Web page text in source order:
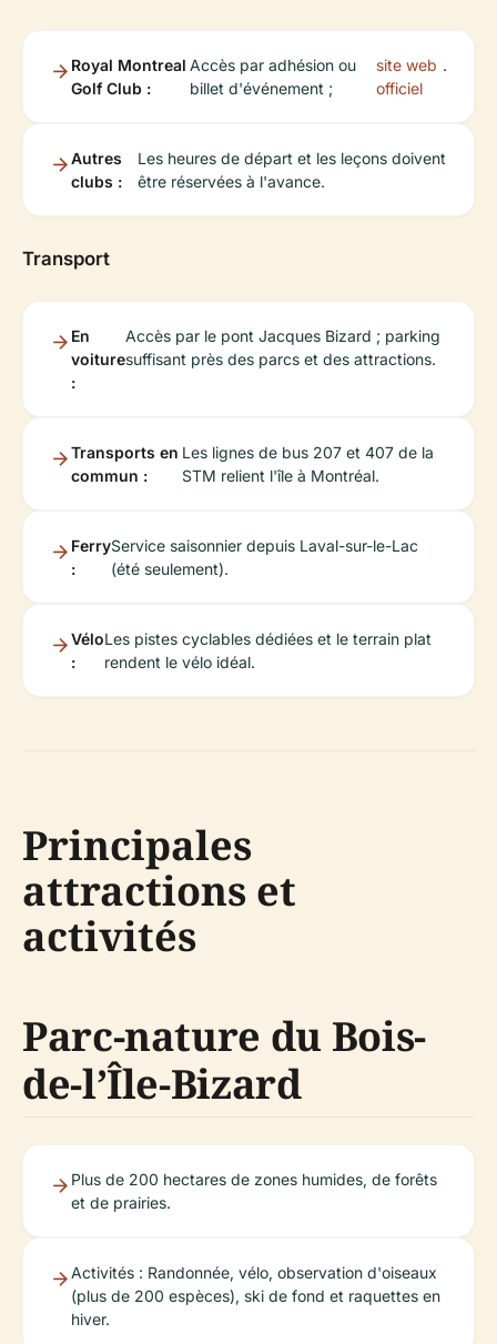
Royal Montreal
Golf Club :
Accès par adhésion ou
billet d'événement ;
site web
officiel
.
Autres
clubs :
Les heures de départ et les leçons doivent
être réservées à l'avance.
Transport
En
voiture
:
Accès par le pont Jacques Bizard ; parking
suffisant près des parcs et des attractions.
Transports en
commun :
Les lignes de bus 207 et 407 de la
STM relient l'île à Montréal.
Ferry
:
Service saisonnier depuis Laval-sur-le-Lac
(été seulement).
Vélo
:
Les pistes cyclables dédiées et le terrain plat
rendent le vélo idéal.
Principales
attractions et
activités
Parc-nature du Bois-
de-l’Île-Bizard
Plus de 200 hectares de zones humides, de forêts
et de prairies.
Activités : Randonnée, vélo, observation d'oiseaux
(plus de 200 espèces), ski de fond et raquettes en
hiver.